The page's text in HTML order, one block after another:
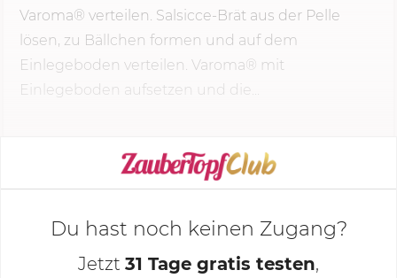
Varoma® verteilen. Salsicce-Brät aus der Pelle
lösen, zu Bällchen formen und auf dem
Einlegeboden verteilen. Varoma® mit
Einlegeboden aufsetzen und die...
KOCHMODUS STARTEN
Du hast noch keinen Zugang?
Jetzt 31 Tage gratis testen,